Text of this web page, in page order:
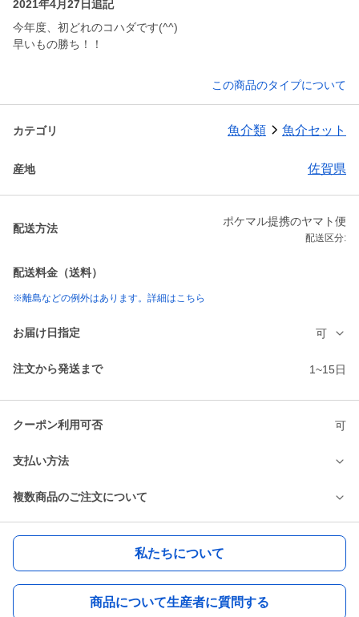
2021年4月27日追記
今年度、初どれのコハダです(^^)
早いもの勝ち！！
この商品のタイプについて
カテゴリ 魚介類 魚介セット
産地 佐賀県
配送方法
ポケマル提携のヤマト便
配送区分:
配送料金（送料）
※離島などの例外はあります。詳細はこちら
お届け日指定 可
注文から発送まで 1~15日
クーポン利用可否 可
支払い方法
複数商品のご注文について
私たちについて
商品について生産者に質問する